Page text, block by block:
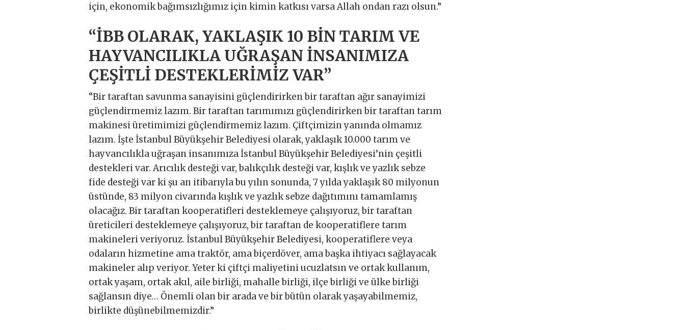
için, ekonomik bağımsızlığımız için kimin katkısı varsa Allah ondan razı olsun.”
“İBB OLARAK, YAKLAŞIK 10 BİN TARIM VE
HAYVANCILIKLA UĞRAŞAN İNSANIMIZA
ÇEŞİTLİ DESTEKLERİMİZ VAR”
“Bir taraftan savunma sanayisini güçlendirirken bir taraftan ağır sanayimizi
güçlendirmemiz lazım. Bir taraftan tarımımızı güçlendirirken bir taraftan tarım
makinesi üretimimizi güçlendirmemiz lazım. Çiftçimizin yanında olmamız
lazım. İşte İstanbul Büyükşehir Belediyesi olarak, yaklaşık 10.000 tarım ve
hayvancılıkla uğraşan insanımıza İstanbul Büyükşehir Belediyesi’nin çeşitli
destekleri var. Arıcılık desteği var, balıkçılık desteği var, kışlık ve yazlık sebze
fide desteği var ki şu an itibarıyla bu yılın sonunda, 7 yılda yaklaşık 80 milyonun
üstünde, 83 milyon civarında kışlık ve yazlık sebze dağıtımını tamamlamış
olacağız. Bir taraftan kooperatifleri desteklemeye çalışıyoruz, bir taraftan
üreticileri desteklemeye çalışıyoruz, bir taraftan de kooperatiflere tarım
makineleri veriyoruz. İstanbul Büyükşehir Belediyesi, kooperatiflere veya
odaların hizmetine ama traktör, ama biçerdöver, ama başka ihtiyacı sağlayacak
makineler alıp veriyor. Yeter ki çiftçi maliyetini ucuzlatsın ve ortak kullanım,
ortak yaşam, ortak akıl, aile birliği, mahalle birliği, ilçe birliği ve ülke birliği
sağlansın diye… Önemli olan bir arada ve bir bütün olarak yaşayabilmemiz,
birlikte düşünebilmemizdir.”